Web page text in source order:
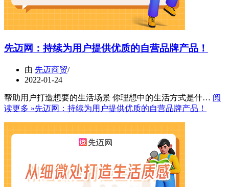
先迈网：持续为用户提供优质的自营品牌产品！
由 先迈商贸
2022-01-24
帮助用户打造想要的生活场景 你理想中的生活方式是什… 阅
读更多 »先迈网：持续为用户提供优质的自营品牌产品！